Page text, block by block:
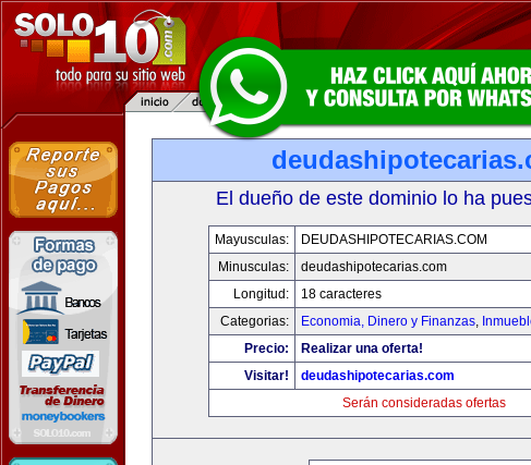
El dueño de este dominio lo ha
Mayusculas:
DEUDASHIPOTECARIAS.COM
Minusculas:
deudashipotecarias.com
Longitud:
18 caracteres
Categorias:
Economia, Dinero y Finanzas,
Precio:
Realizar una oferta!
Visitar!
deudashipotecarias.com
Serán consideradas ofertas